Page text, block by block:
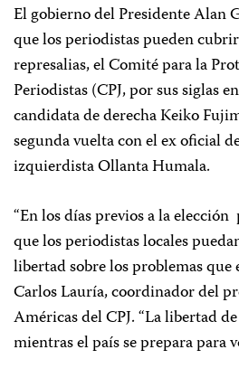
El gobierno del Presidente Alan
que los periodistas pueden
represalias, el Comité para la
Periodistas (CPJ, por sus siglas
candidata de derecha Keiko
segunda vuelta con el ex oficial
izquierdista Ollanta Humala.
“En los días previos a la
que los periodistas locales
libertad sobre los problemas que
Carlos Lauría, coordinador del
Américas del CPJ. “La libertad
mientras el país se prepara para